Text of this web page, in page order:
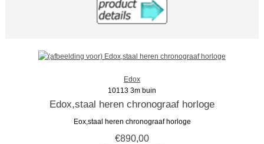
Edox
10113 3m buin
Edox,staal heren chronograaf horloge
Eox,staal heren chronograaf horloge
€890,00